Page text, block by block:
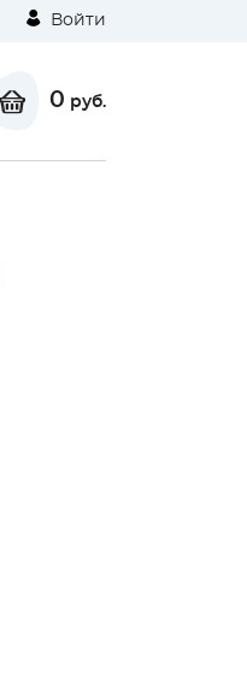
Войти
0 руб.